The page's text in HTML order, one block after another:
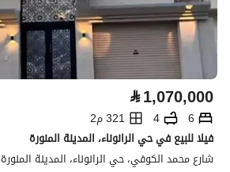
⃁1,070,000
6
4
321 م2
فيلا للبيع في حي الرانوناء، المدينة المنورة
شارع محمد الكوفي، حي الرانوناء، المدينة المنورة